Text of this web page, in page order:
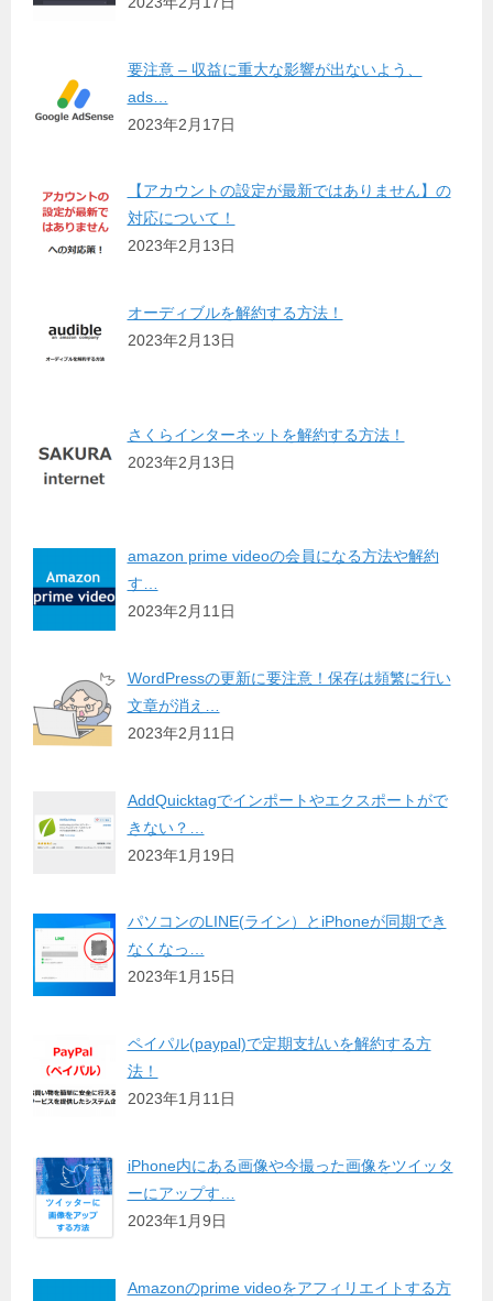
要注意 – 収益に重大な影響が出ないよう、
ads…
2023年2月17日
【アカウントの設定が最新ではありません】の
対応について！
2023年2月13日
オーディブルを解約する方法！
2023年2月13日
さくらインターネットを解約する方法！
2023年2月13日
amazon prime videoの会員になる方法や解約
す…
2023年2月11日
WordPressの更新に要注意！保存は頻繁に行い
文章が消え…
2023年2月11日
AddQuicktagでインポートやエクスポートがで
きない？…
2023年1月19日
パソコンのLINE(ライン）とiPhoneが同期でき
なくなっ…
2023年1月15日
ペイパル(paypal)で定期支払いを解約する方
法！
2023年1月11日
iPhone内にある画像や今撮った画像をツイッタ
ーにアップす…
2023年1月9日
Amazonのprime videoをアフィリエイトする方